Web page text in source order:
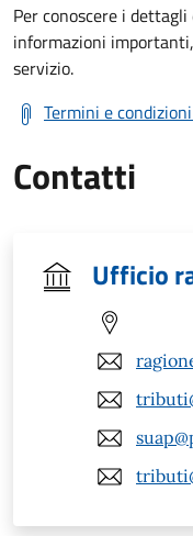
Per conoscere i
informazioni
servizio.
Termini e
Contatti
Ufficio